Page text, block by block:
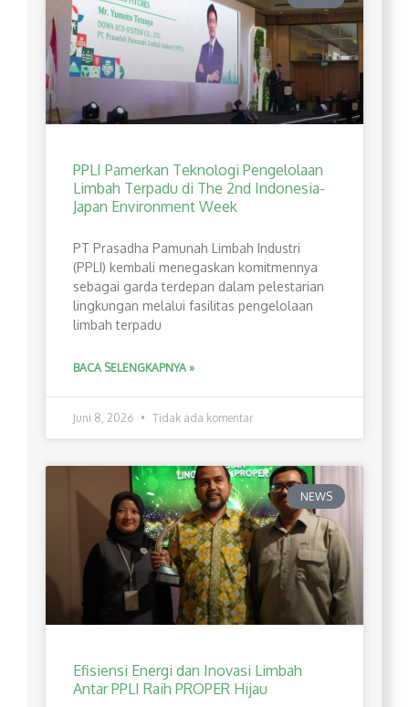
PPLI Pamerkan Teknologi Pengelolaan
Limbah Terpadu di The 2nd Indonesia-
Japan Environment Week
PT Prasadha Pamunah Limbah Industri
(PPLI) kembali menegaskan komitmennya
sebagai garda terdepan dalam pelestarian
lingkungan melalui fasilitas pengelolaan
limbah terpadu
BACA SELENGKAPNYA »
Juni 8, 2026 Tidak ada komentar
NEWS
Efisiensi Energi dan Inovasi Limbah
Antar PPLI Raih PROPER Hijau